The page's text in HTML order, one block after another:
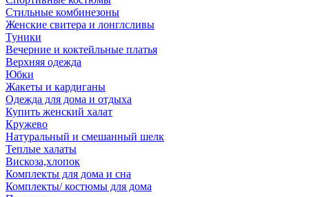
Стильные комбинезоны
Женские свитера и лонглсливы
Туники
Вечерние и коктейльные платья
Верхняя одежда
Юбки
Жакеты и кардиганы
Одежда для дома и отдыха
Купить женский халат
Кружево
Натуральный и смешанный шелк
Теплые халаты
Вискоза,хлопок
Комплекты для дома и сна
Комплекты/ костюмы для дома